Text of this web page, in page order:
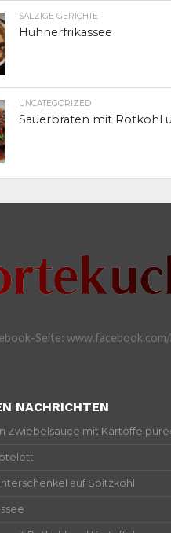
SALZIGE GERICHTE
Hühnerfrikassee
UNCATEGORIZED
Sauerbraten mit Rotkohl
Seite:
NACHRICHTEN
Zwiebelsauce mit
auf Spitzkohl